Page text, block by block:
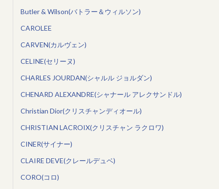
Butler & Wilson(バトラー＆ウィルソン)
CAROLEE
CARVEN(カルヴェン)
CELINE(セリーヌ)
CHARLES JOURDAN(シャルル ジョルダン)
CHENARD ALEXANDRE(シャナール アレクサンドル)
Christian Dior(クリスチャンディオール)
CHRISTIAN LACROIX(クリスチャン ラクロワ)
CINER(サイナー)
CLAIRE DEVE(クレールデュベ)
CORO(コロ)